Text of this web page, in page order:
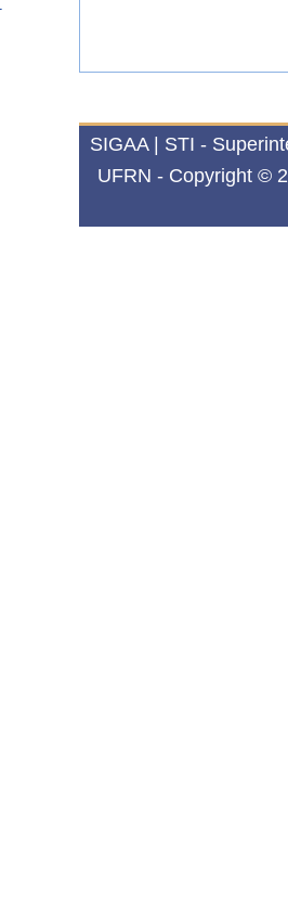
SIGAA | STI -
UFRN - Copyright ©